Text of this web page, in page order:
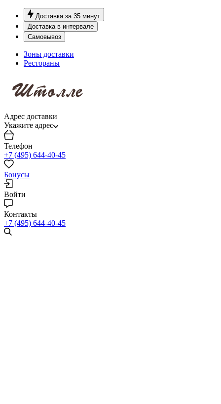
Доставка за 35 минут
Доставка в интервале
Самовывоз
Зоны доставки
Рестораны
Адрес доставки
Укажите адрес
Телефон
+7 (495) 644-40-45
Бонусы
Войти
Контакты
+7 (495) 644-40-45